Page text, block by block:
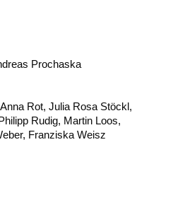
Prochaska
Rot, Julia Rosa Stöckl,
Rudig, Martin Loos,
Franziska Weisz